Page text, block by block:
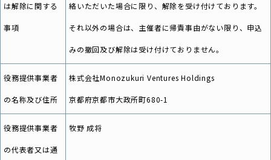
は解除に関する
事項
絡いただいた場合に限り、解除を受け付けております。
それ以外の場合は、主催者に帰責事由がない限り、申込
みの撤回及び解除は受け付けておりません。
役務提供事業者
の名称及び住所
株式会社Monozukuri Ventures Holdings
京都府京都市大政所町680-1
役務提供事業者
の代表者又は通
牧野 成将